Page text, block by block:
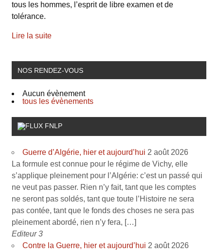
tous les hommes, l’esprit de libre examen et de
tolérance.
Lire la suite
NOS RENDEZ-VOUS
Aucun évènement
tous les évènements
FNLP
Guerre d’Algérie, hier et aujourd’hui 2 août 2026
La formule est connue pour le régime de Vichy, elle
s’applique pleinement pour l’Algérie: c’est un passé qui
ne veut pas passer. Rien n’y fait, tant que les comptes
ne seront pas soldés, tant que toute l’Histoire ne sera
pas contée, tant que le fonds des choses ne sera pas
pleinement abordé, rien n’y fera, […]
Editeur 3
Contre la Guerre, hier et aujourd’hui 2 août 2026